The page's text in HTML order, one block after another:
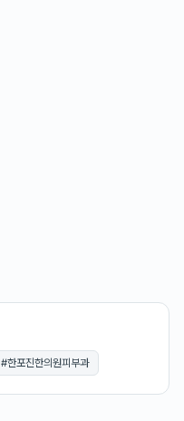
#한포진한의원피부과